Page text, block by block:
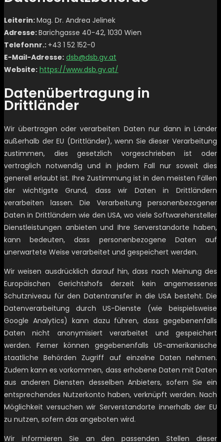
Leiterin:Mag. Dr. Andrea Jelinek
Adresse:Barichgasse 40-42, 1030 Wien
Telefonnr.: +43 1 52 152-0
E-Mail-Adresse: dsb@dsb.gv.at
Website: https://www.dsb.gv.at/
Datenübertragung in
Drittländer
Wir übertragen oder verarbeiten Daten nur dann in Länder
außerhalb der EU (Drittländer), wenn Sie dieser Verarbeitung
zustimmen, dies gesetzlich vorgeschrieben ist oder
vertraglich notwendig und in jedem Fall nur soweit dies
generell erlaubt ist. Ihre Zustimmung ist in den meisten Fällen
der wichtigste Grund, dass wir Daten in Drittländern
verarbeiten lassen. Die Verarbeitung personenbezogener
Daten in Drittländern wie den USA, wo viele Softwarehersteller
Dienstleistungen anbieten und Ihre Serverstandorte haben,
kann bedeuten, dass personenbezogene Daten auf
unerwartete Weise verarbeitet und gespeichert werden.
Wir weisen ausdrücklich darauf hin, dass nach Meinung des
Europäischen Gerichtshofs derzeit kein angemessenes
Schutzniveau für den Datentransfer in die USA besteht. Die
Datenverarbeitung durch US-Dienste (wie beispielsweise
Google Analytics) kann dazu führen, dass gegebenenfalls
Daten nicht anonymisiert verarbeitet und gespeichert
werden. Ferner können gegebenenfalls US-amerikanische
staatliche Behörden Zugriff auf einzelne Daten nehmen.
Zudem kann es vorkommen, dass erhobene Daten mit Daten
aus anderen Diensten desselben Anbieters, sofern Sie ein
entsprechendes Nutzerkonto haben, verknüpft werden. Nach
Möglichkeit versuchen wir Serverstandorte innerhalb der EU
zu nutzen, sofern das angeboten wird.
Wir informieren Sie an den passenden Stellen dieser